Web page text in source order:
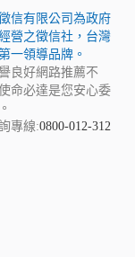
信有限公司為政府
營之徵信社，台灣
一領導品牌。
良好網路推薦不
命必達是您安心委
專線:0800-012-312